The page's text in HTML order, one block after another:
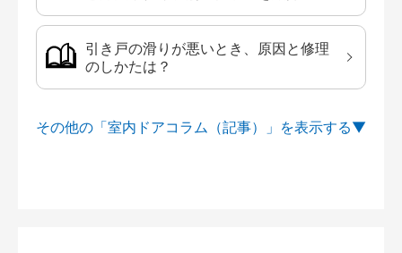
引き戸の滑りが悪いとき、原因と修理
のしかたは？
その他の「室内ドアコラム（記事）」を